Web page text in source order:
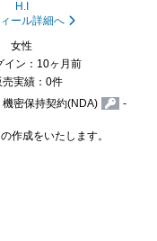
H.I
ール詳細へ
女性
イン：10ヶ月前
売実績：0件
機密保持契約(NDA) -
作成をいたします。